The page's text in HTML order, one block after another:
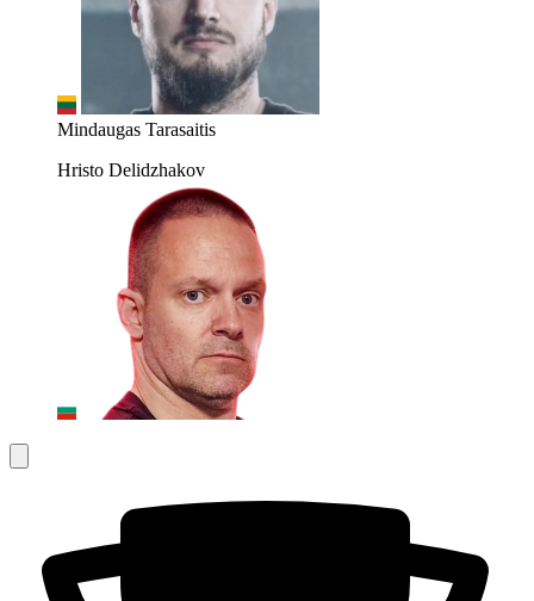
Mindaugas Tarasaitis
Hristo Delidzhakov